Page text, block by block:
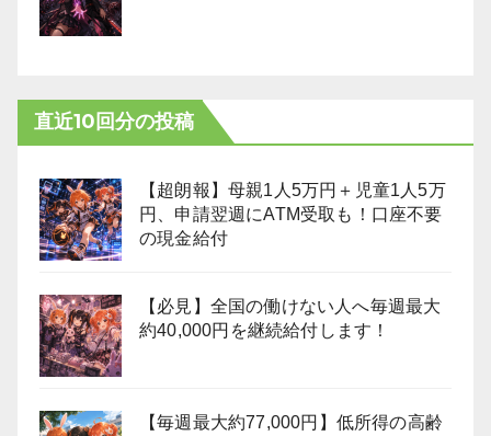
直近10回分の投稿
【超朗報】母親1人5万円＋児童1人5万
円、申請翌週にATM受取も！口座不要
の現金給付
【必見】全国の働けない人へ毎週最大
約40,000円を継続給付します！
【毎週最大約77,000円】低所得の高齢